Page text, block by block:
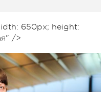
650px; height:
/>